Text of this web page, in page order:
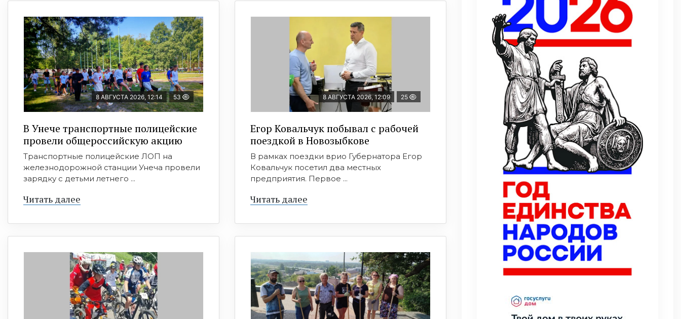
8 АВГУСТА 2026, 12:14 53
В Унече транспортные полицейские
провели общероссийскую акцию
Транспортные полицейские ЛОП на
железнодорожной станции Унеча провели
зарядку с детьми летнего ...
Читать далее
8 АВГУСТА 2026, 12:09 25
Егор Ковальчук побывал с рабочей
поездкой в Новозыбкове
В рамках поездки врио Губернатора Егор
Ковальчук посетил два местных
предприятия. Первое ...
Читать далее